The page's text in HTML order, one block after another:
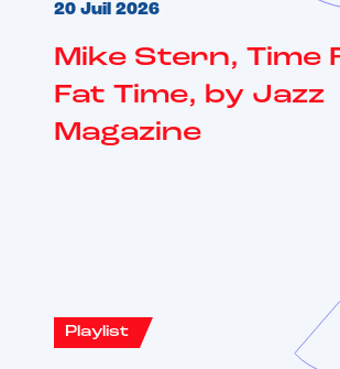
20 Juil 2026
Mike Stern, Time
Fat Time, by Jazz
Magazine
Playlist